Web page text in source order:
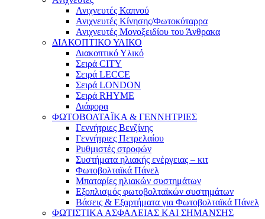
Ανιχνευτές Καπνού
Ανιχνευτές Κίνησης/Φωτοκύταρρα
Ανιχνευτές Μονοξειδίου του Άνθρακα
ΔΙΑΚΟΠΤΙΚΟ ΥΛΙΚΟ
Διακοπτικό Υλικό
Σειρά CITY
Σειρά LECCE
Σειρά LONDON
Σειρά RHYME
Διάφορα
ΦΩΤΟΒΟΛΤΑΪΚΑ & ΓΕΝΝΗΤΡΙΕΣ
Γεννήτριες Βενζίνης
Γεννήτριες Πετρελαίου
Ρυθμιστές στροφών
Συστήματα ηλιακής ενέργειας – κιτ
Φωτοβολταϊκά Πάνελ
Μπαταρίες ηλιακών συστημάτων
Εξοπλισμός φωτοβολταϊκών συστημάτων
Βάσεις & Εξαρτήματα για Φωτοβολταϊκά Πάνελ
ΦΩΤΙΣΤΙΚΑ ΑΣΦΑΛΕΙΑΣ ΚΑΙ ΣΗΜΑΝΣΗΣ